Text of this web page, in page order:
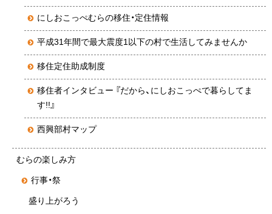
にしおこっぺむらの移住・定住情報
平成31年間で最大震度1以下の村で生活してみませんか
移住定住助成制度
移住者インタビュー 『だから、にしおこっぺで暮らしてま
す!!』
西興部村マップ
むらの楽しみ方
行事・祭
盛り上がろう